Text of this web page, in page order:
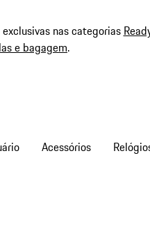
nas categorias
e bagagem.
Acessórios